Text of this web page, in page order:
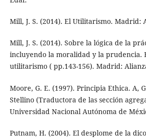
Mill, J. S. (2014). El Utilitarismo. Madrid:
Mill, J. S. (2014). Sobre la lógica de la
incluyendo la moralidad y la prudencia.
utilitarismo ( pp.143-156). Madrid:
Moore, G. E. (1997). Principia Ethica. A,
Stellino (Traductora de las sección
Universidad Nacional Autónoma de
Putnam, H. (2004). El desplome de la